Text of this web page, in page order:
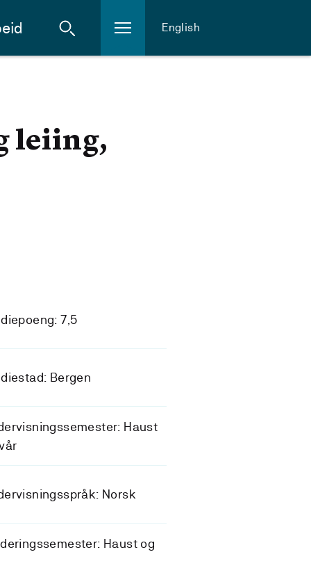
English
leiing,
7,5
Bergen
Haust
Norsk
Haust og